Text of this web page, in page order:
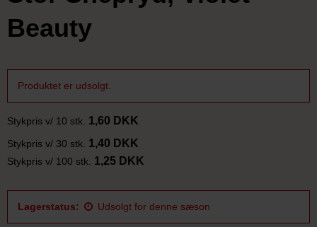
Beauty
Produktet er udsolgt.
Stykpris v/ 10 stk. 1,60 DKK
Stykpris v/ 30 stk. 1,40 DKK
Stykpris v/ 100 stk. 1,25 DKK
Lagerstatus: Udsolgt for denne sæson